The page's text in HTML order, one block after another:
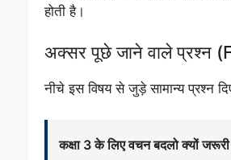
होती है।
अक्सर पूछे जाने वाले प्रश्न
नीचे इस विषय से जुड़े सामान्य प्रश्न
कक्षा 3 के लिए वचन बदलो क्यों